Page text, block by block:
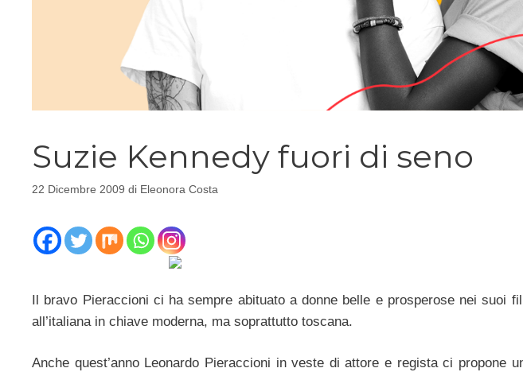
Suzie Kennedy fuori di seno
22 Dicembre 2009 di Eleonora Costa
Il bravo Pieraccioni ci ha sempre abituato a donne belle e prosperose nei suoi
all’italiana in chiave moderna, ma soprattutto toscana.
Anche quest’anno Leonardo Pieraccioni in veste di attore e regista ci propone